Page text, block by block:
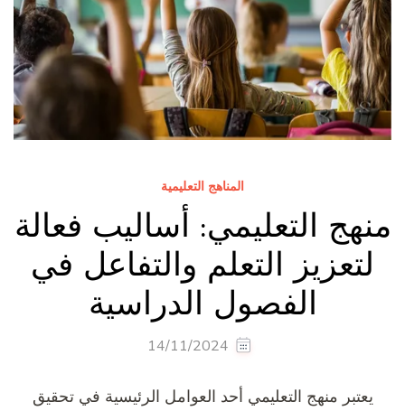
المناهج التعليمية
منهج التعليمي: أساليب فعالة
لتعزيز التعلم والتفاعل في
الفصول الدراسية
14/11/2024
يعتبر منهج التعليمي أحد العوامل الرئيسية في تحقيق